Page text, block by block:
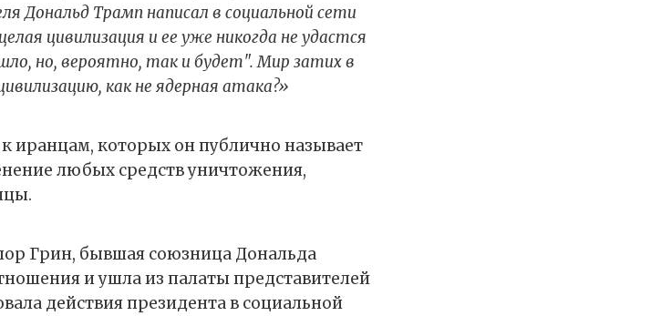
Дональд Трамп написал в социальной сети
цивилизация и ее уже никогда не удастся
но, вероятно, так и будет". Мир затих в
как не ядерная атака?»
иранцам, которых он публично называет
любых средств уничтожения,
Грин, бывшая союзница Дональда
и ушла из палаты представителей
действия президента в социальной